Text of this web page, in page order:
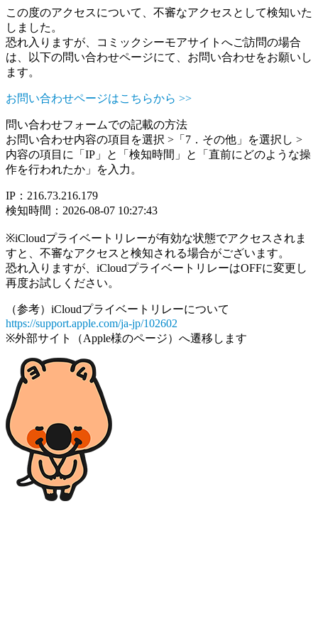
この度のアクセスについて、不審なアクセスとして検知いた
しました。
恐れ入りますが、コミックシーモアサイトへご訪問の場合
は、以下の問い合わせページにて、お問い合わせをお願いし
ます。
お問い合わせページはこちらから >>
問い合わせフォームでの記載の方法
お問い合わせ内容の項目を選択 >「7．その他」を選択し >
内容の項目に「IP」と「検知時間」と「直前にどのような操
作を行われたか」を入力。
IP：216.73.216.179
検知時間：2026-08-07 10:27:43
※iCloudプライベートリレーが有効な状態でアクセスされま
すと、不審なアクセスと検知される場合がございます。
恐れ入りますが、iCloudプライベートリレーはOFFに変更し
再度お試しください。
（参考）iCloudプライベートリレーについて
https://support.apple.com/ja-jp/102602
※外部サイト（Apple様のページ）へ遷移します